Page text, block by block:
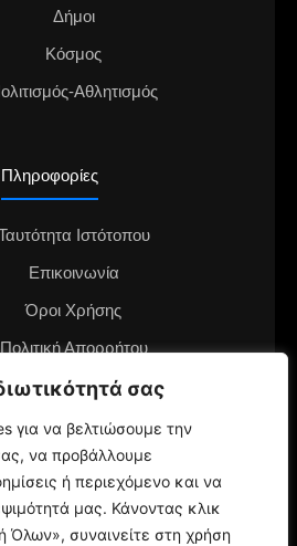
σας
για να βελτιώσουμε την
να προβάλλουμε
ή περιεχόμενο και να
μας. Κάνοντας κλικ
Όλων», συναινείτε στη χρήση
Δήμοι
Κόσμος
Αθλητισμός
Πληροφορίες
Ιστότοπου
Επικοινωνία
Όροι Χρήσης
Πολιτική Απορρήτου
στο notianea.gr
στην περιοχή σου